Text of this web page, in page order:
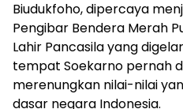
Biudukfoho, dipercaya
Pengibar Bendera Merah
Lahir Pancasila yang
tempat Soekarno pernah
merenungkan nilai-nilai
dasar negara Indonesia.